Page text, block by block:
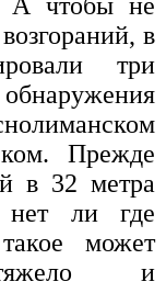
в
три
Прежде
в 32 метра
нет ли где
может
и